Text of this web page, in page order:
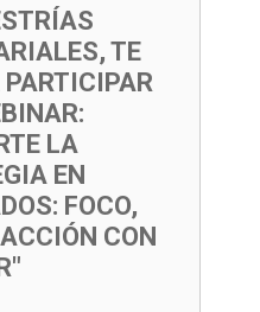
TE
LA
EN
FOCO,
CON